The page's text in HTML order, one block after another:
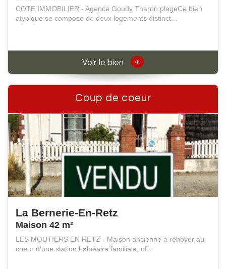
COTE IMMOBILIER - Agence Goudy Tharon plageCe bien
atypique se compose de deux logements distinct...
Voir le bien +
Coup de coeur
La Bernerie-En-Retz
Maison 42 m²
LES MOUTIERS EN RETZ - Maison ancienne à rénover au
coeur d'une station balnéaire familiale, of...